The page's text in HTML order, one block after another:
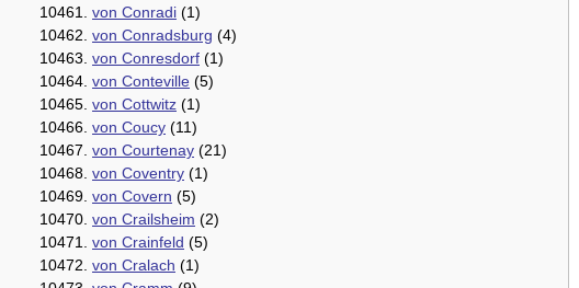
10461. von Conradi (1)
10462. von Conradsburg (4)
10463. von Conresdorf (1)
10464. von Conteville (5)
10465. von Cottwitz (1)
10466. von Coucy (11)
10467. von Courtenay (21)
10468. von Coventry (1)
10469. von Covern (5)
10470. von Crailsheim (2)
10471. von Crainfeld (5)
10472. von Cralach (1)